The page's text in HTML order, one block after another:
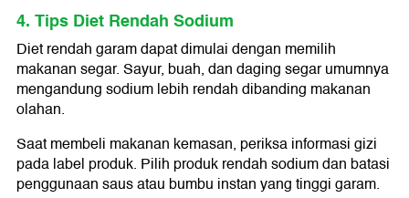
4. Tips Diet Rendah Sodium
Diet rendah garam dapat dimulai dengan memilih
makanan segar. Sayur, buah, dan daging segar umumnya
mengandung sodium lebih rendah dibanding makanan
olahan.
Saat membeli makanan kemasan, periksa informasi gizi
pada label produk. Pilih produk rendah sodium dan batasi
penggunaan saus atau bumbu instan yang tinggi garam.